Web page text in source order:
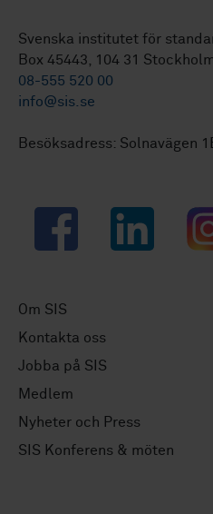
Svenska institutet för
Box 45443, 104 31
08-555 520 00
info@sis.se
Besöksadress: Solnavägen
Facebook LinkedIn
Om SIS
Kontakta oss
Jobba på SIS
Medlem
Nyheter och Press
SIS Konferens & möten